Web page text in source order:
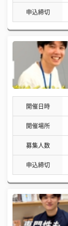
申込締切
開催日時
開催場所
募集人数
申込締切